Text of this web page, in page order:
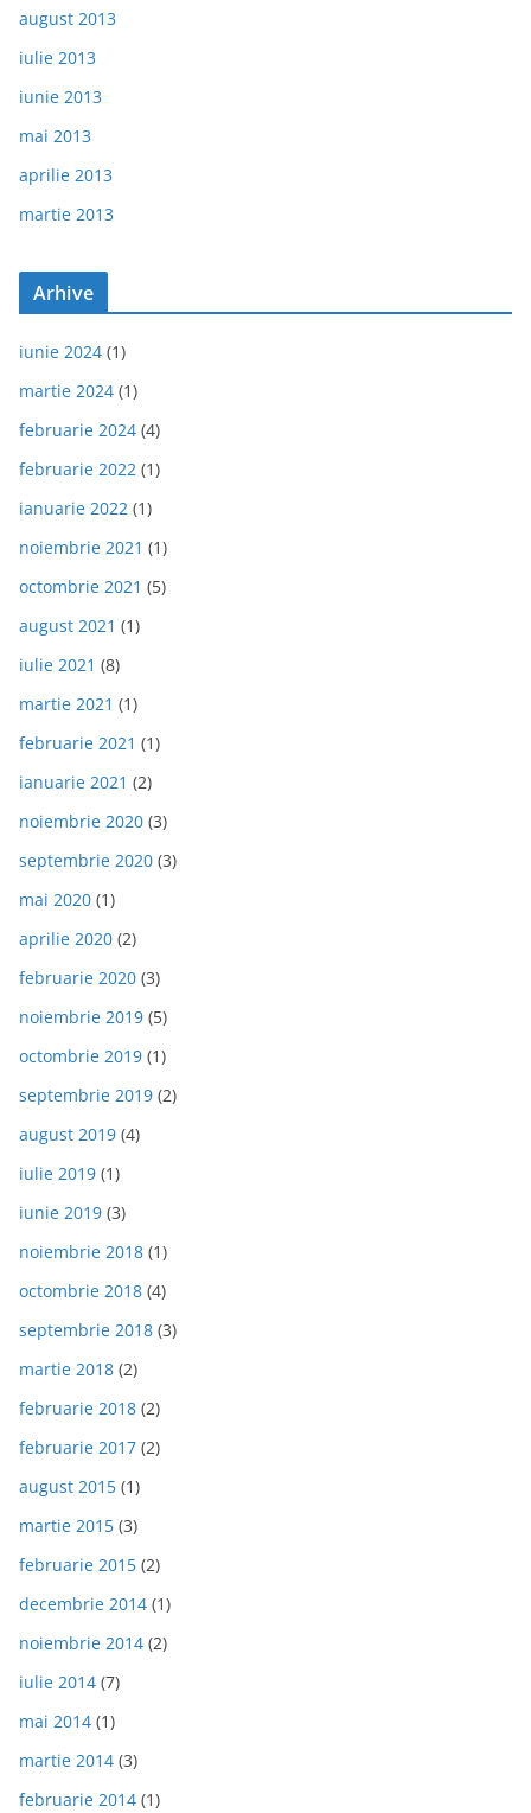
august 2013
iulie 2013
iunie 2013
mai 2013
aprilie 2013
martie 2013
Arhive
iunie 2024 (1)
martie 2024 (1)
februarie 2024 (4)
februarie 2022 (1)
ianuarie 2022 (1)
noiembrie 2021 (1)
octombrie 2021 (5)
august 2021 (1)
iulie 2021 (8)
martie 2021 (1)
februarie 2021 (1)
ianuarie 2021 (2)
noiembrie 2020 (3)
septembrie 2020 (3)
mai 2020 (1)
aprilie 2020 (2)
februarie 2020 (3)
noiembrie 2019 (5)
octombrie 2019 (1)
septembrie 2019 (2)
august 2019 (4)
iulie 2019 (1)
iunie 2019 (3)
noiembrie 2018 (1)
octombrie 2018 (4)
septembrie 2018 (3)
martie 2018 (2)
februarie 2018 (2)
februarie 2017 (2)
august 2015 (1)
martie 2015 (3)
februarie 2015 (2)
decembrie 2014 (1)
noiembrie 2014 (2)
iulie 2014 (7)
mai 2014 (1)
martie 2014 (3)
februarie 2014 (1)